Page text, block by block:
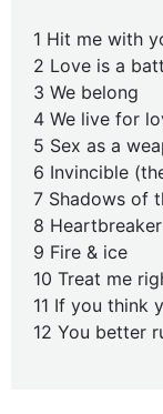
1 Hit me with
2 Love is a
3 We belong
4 We live for
5 Sex as a
6 Invincible
7 Shadows of
8 Heartbreaker
9 Fire & ice
10 Treat me
11 If you think
12 You better